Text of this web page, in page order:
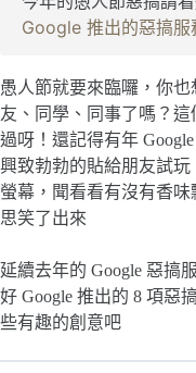
Google 推出的惡搞
愚人節就要來臨囉，你
友、同學、同事了嗎？
過呀！還記得有年
興致勃勃的貼給朋友試
螢幕，聞看看有沒有香
思笑了出來
延續去年的 Google 惡搞
好 Google 推出的 8 項惡
些有趣的創意吧